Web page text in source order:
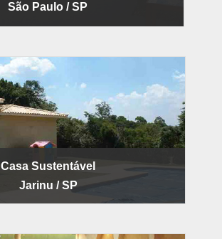
São Paulo / SP
Casa Sustentável
Jarinu / SP